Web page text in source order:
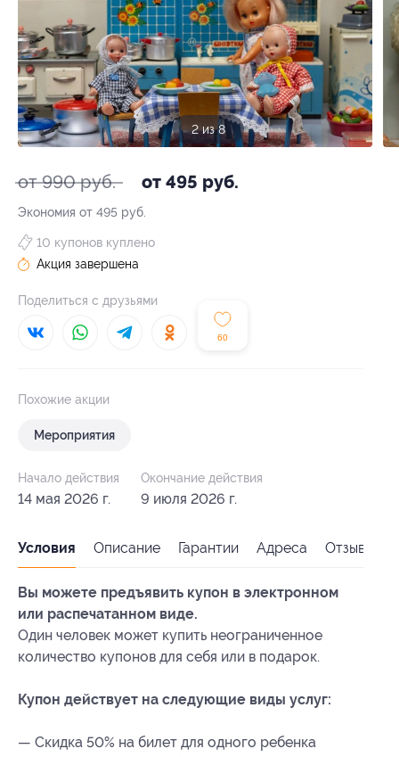
3 из 8
от 990 руб. от 495 руб.
Экономия от 495 руб.
60
10 купонов куплено
Акция завершена
Поделиться с друзьями
Похожие акции
Мероприятия
Начало действия
14 мая 2026 г.
Окончание действия
9 июля 2026 г.
Условия Описание Гарантии Адреса Отзывы
Вы можете предъявить купон в электронном
или распечатанном виде.
Один человек может купить неограниченное
количество купонов для себя или в подарок.
Купон действует на следующие виды услуг:
— Скидка 50% на билет для одного ребенка